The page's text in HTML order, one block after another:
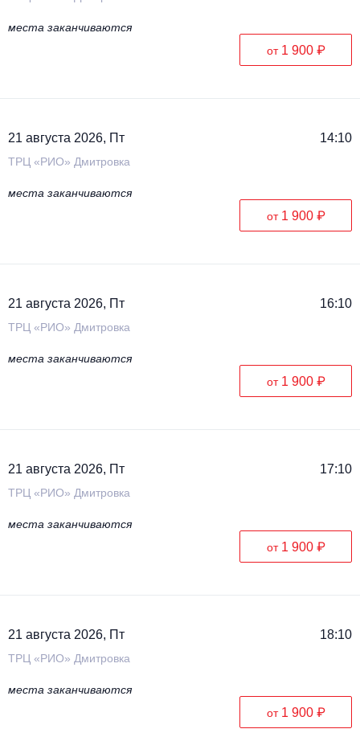
места заканчиваются
от 1 900 ₽
21 августа 2026, Пт 14:10
ТРЦ «РИО» Дмитровка
места заканчиваются
от 1 900 ₽
21 августа 2026, Пт 16:10
ТРЦ «РИО» Дмитровка
места заканчиваются
от 1 900 ₽
21 августа 2026, Пт 17:10
ТРЦ «РИО» Дмитровка
места заканчиваются
от 1 900 ₽
21 августа 2026, Пт 18:10
ТРЦ «РИО» Дмитровка
места заканчиваются
от 1 900 ₽